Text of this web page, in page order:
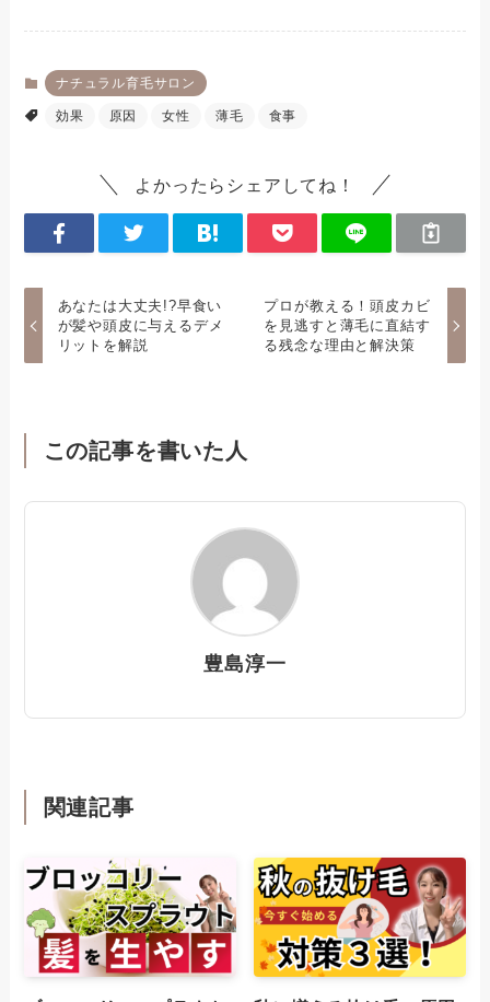
ナチュラル育毛サロン
効果 原因 女性 薄毛 食事
よかったらシェアしてね！
あなたは大丈夫!?早食い
が髪や頭皮に与えるデメ
リットを解説
プロが教える！頭皮カビ
を見逃すと薄毛に直結す
る残念な理由と解決策
この記事を書いた人
豊島淳一
関連記事